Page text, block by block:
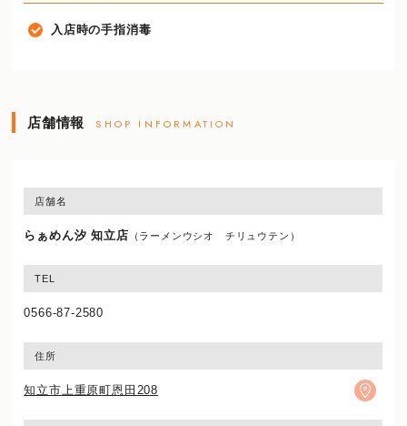
入店時の手指消毒
店舗情報 SHOP INFORMATION
店舗名
らぁめん汐 知立店 （ラーメンウシオ チリュウテン）
TEL
0566-87-2580
住所
知立市上重原町恩田208